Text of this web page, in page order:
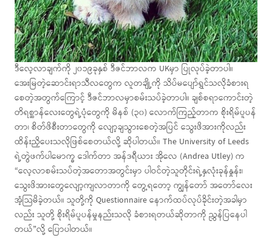
ဒီလေ့လာချက်ကို ၂၀၁၉ခုနှစ် ဒီဇင်ဘာလက UKမှာ ပြုလုပ်ခဲ့တာပါ။
အေးမြတဲ့ဆောင်းရာသီလတွေက လူတချို့ကို သိပ်မပျော်ရွှင်သလိုခံစားရ
စေတဲ့အတွက်ကြောင့် ဒီဇင်ဘာလမှာစမ်းသပ်ခဲ့တာပါ။ ချစ်စရာကောင်းတဲ့
တိရစ္ဆာန်လေးတွေရဲ့ပုံတွေကို မိနစ် (၃၀) လောက်ကြည့်တာက စိုးရိမ်ပူပန်
တာ၊ စိတ်ဖိစီးတာတွေကို လျော့ချသွားစေတဲ့အပြင် သွေးဖိအားကိုလည်း
ထိန်းညှိပေးသလိုဖြစ်စေတယ်လို့ ဆိုပါတယ်။ The University of Leeds
ရဲ့တွဲဖက်ပါမောက္ခ ဒေါက်တာ အန်ဒရီယား အိုလေ (Andrea Utley) က
“လေ့လာစမ်းသပ်တဲ့အတောအတွင်းမှာ ပါဝင်တဲ့သူတိုင်းရဲ့နှလုံးခုန်နှုန်း၊
သွေးဖိအားတွေလျော့ကျလာတာကို တွေ့ရတော့ ကျွန်တော် အတော်လေး
အံ့သြမိခဲ့တယ်။ သူတို့ကို Questionnaire နောက်ထပ်လုပ်ခိုင်းတဲ့အခါမှာ
လည်း သူတို့ စိုးရိမ်ပူပန်မှုနည်းသလို ခံစားရတယ်ဆိုတာကို ညွှန်ပြနေပါ
တယ်”လို့ ပြောပါတယ်။